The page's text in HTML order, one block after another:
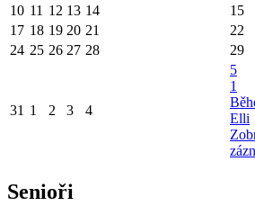
10 11 12 13 14 15
17 18 19 20 21 22
24 25 26 27 28 29
31 1 2 3 4
5
1
Elli
Senioři